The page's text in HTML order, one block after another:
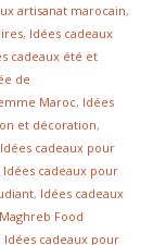
artisanat marocain,
, Idées cadeaux
cadeaux été et
de
Maroc, Idées
et décoration,
Idées cadeaux pour
Idées cadeaux pour
, Idées cadeaux
Food
Idées cadeaux pour